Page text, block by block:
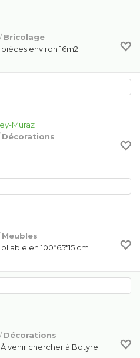
Bricolage
environ 16m2
Muraz
Décorations
Meubles
en 100*65*15 cm
Décorations
venir chercher à Botyre